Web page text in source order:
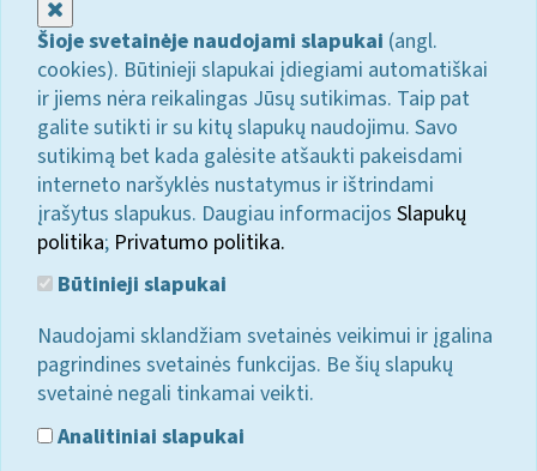
Šioje svetainėje naudojami slapukai (angl.
cookies). Būtinieji slapukai įdiegiami automatiškai
ir jiems nėra reikalingas Jūsų sutikimas. Taip pat
galite sutikti ir su kitų slapukų naudojimu. Savo
sutikimą bet kada galėsite atšaukti pakeisdami
interneto naršyklės nustatymus ir ištrindami
įrašytus slapukus. Daugiau informacijos Slapukų
politika; Privatumo politika.
Būtinieji slapukai
Naudojami sklandžiam svetainės veikimui ir įgalina
pagrindines svetainės funkcijas. Be šių slapukų
svetainė negali tinkamai veikti.
Analitiniai slapukai